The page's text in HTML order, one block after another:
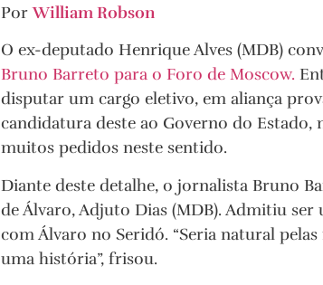
PorWilliam Robson
O ex-deputado Henrique Alves (MDB)
Bruno Barreto para o Foro de Moscow.
disputar um cargo eletivo, em aliança
candidatura deste ao Governo do Estado,
muitos pedidos neste sentido.
Diante deste detalhe, o jornalista Bruno
de Álvaro, Adjuto Dias (MDB). Admitiu
com Álvaro no Seridó. “Seria natural
uma história”, frisou.